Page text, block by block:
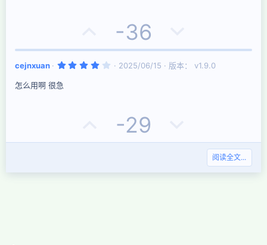
好
评
-36
决
票
cejnxuan
4 2025/06/15 版本： v1.9.0
怎么用啊 很急
好
评
-29
决
票阅读全文...